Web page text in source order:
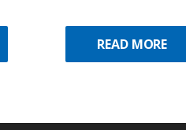
READ MORE